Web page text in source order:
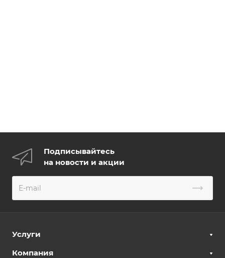
Подписывайтесь
на новости и акции
Услуги
Компания